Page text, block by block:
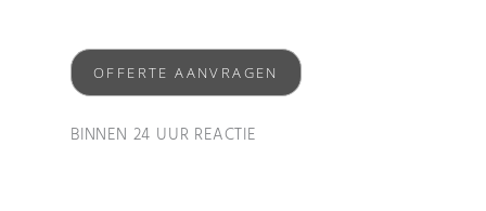
OFFERTE AANVRAGEN
BINNEN 24 UUR REACTIE